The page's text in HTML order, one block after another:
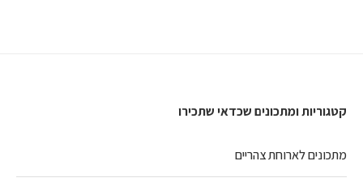
קטגוריות ומתכונים שכדאי שתכירו
מתכונים לארוחת צהריים